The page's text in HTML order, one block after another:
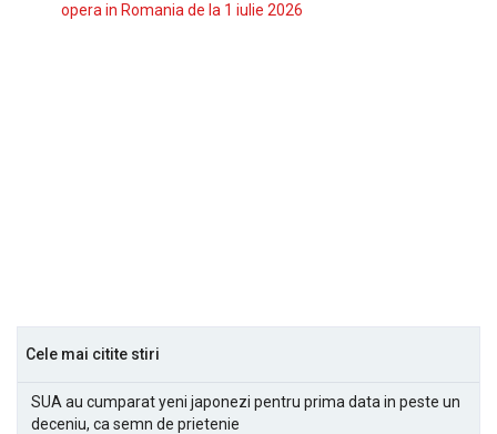
opera in Romania de la 1 iulie 2026
Cele mai citite stiri
SUA au cumparat yeni japonezi pentru prima data in peste un
deceniu, ca semn de prietenie